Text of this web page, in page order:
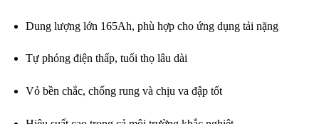
Dung lượng lớn 165Ah, phù hợp cho ứng dụng tải nặng
Tự phóng điện thấp, tuổi thọ lâu dài
Vỏ bền chắc, chống rung và chịu va đập tốt